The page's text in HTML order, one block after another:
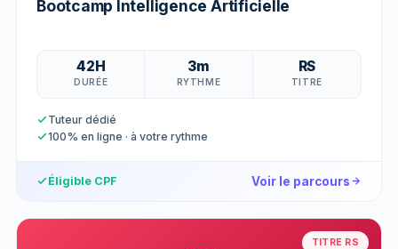
Bootcamp Intelligence Artificielle
42H
DURÉE
3m
RYTHME
RS
TITRE
Tuteur dédié
100% en ligne · à votre rythme
Éligible CPF Voir le parcours
TITRE RS